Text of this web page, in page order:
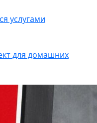
услугами
для домашних